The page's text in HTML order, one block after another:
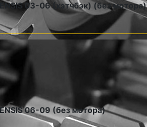
03-06 (хэтчбэк) (без мотора)
06-09 (без мотора)